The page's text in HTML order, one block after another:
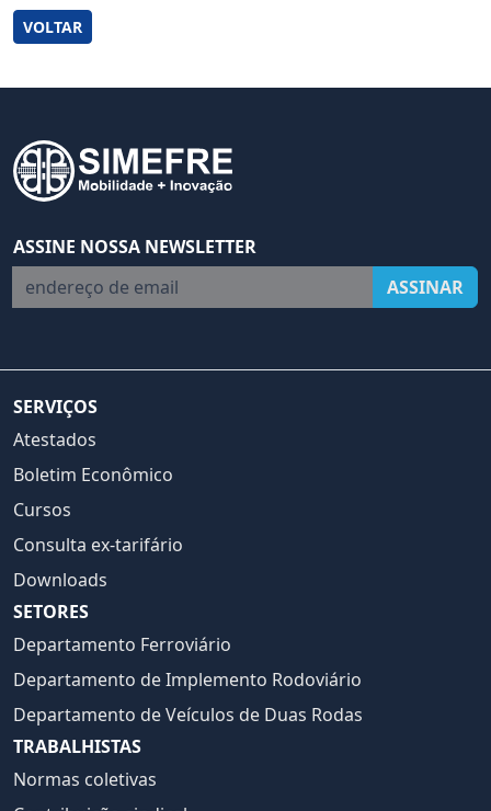
VOLTAR
ASSINE NOSSA NEWSLETTER
endereço de email
ASSINAR
SERVIÇOS
Atestados
Boletim Econômico
Cursos
Consulta ex-tarifário
Downloads
SETORES
Departamento Ferroviário
Departamento de Implemento Rodoviário
Departamento de Veículos de Duas Rodas
TRABALHISTAS
Normas coletivas